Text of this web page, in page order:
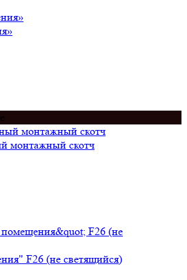
монтажный скотч
F26 (не светящийся)